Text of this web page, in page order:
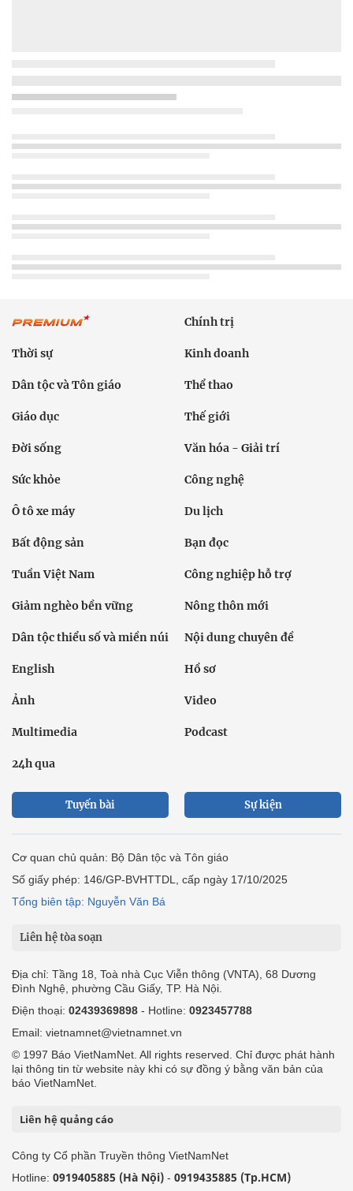
Chính trị
Thời sự Kinh doanh
Dân tộc và Tôn giáo Thể thao
Giáo dục Thế giới
Đời sống Văn hóa - Giải trí
Sức khỏe Công nghệ
Ô tô xe máy Du lịch
Bất động sản Bạn đọc
Tuần Việt Nam Công nghiệp hỗ trợ
Giảm nghèo bền vững Nông thôn mới
Dân tộc thiểu số và miền núi Nội dung chuyên đề
English Hồ sơ
Ảnh Video
Multimedia Podcast
24h qua
Tuyến bài Sự kiện
Cơ quan chủ quản: Bộ Dân tộc và Tôn giáo
Số giấy phép: 146/GP-BVHTTDL, cấp ngày 17/10/2025
Tổng biên tập: Nguyễn Văn Bá
Liên hệ tòa soạn
Địa chỉ: Tầng 18, Toà nhà Cục Viễn thông (VNTA), 68 Dương
Đình Nghệ, phường Cầu Giấy, TP. Hà Nội.
Điện thoại: 02439369898 - Hotline: 0923457788
Email: vietnamnet@vietnamnet.vn
© 1997 Báo VietNamNet. All rights reserved. Chỉ được phát hành
lại thông tin từ website này khi có sự đồng ý bằng văn bản của
báo VietNamNet.
Liên hệ quảng cáo
Công ty Cổ phần Truyền thông VietNamNet
Hotline: 0919405885 (Hà Nội) - 0919435885 (Tp.HCM)